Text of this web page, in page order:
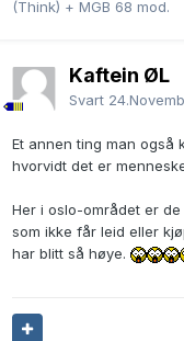
(Think) + MGB 68 mod.
Kaftein ØL
Svart
Et annen ting man også
hvorvidt det er
Her i oslo-området er
som ikke får leid eller
har blitt så høye.